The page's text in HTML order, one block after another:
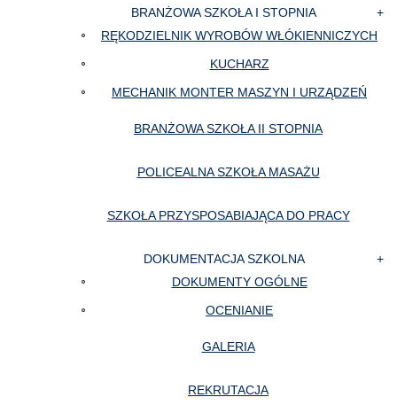
BRANŻOWA SZKOŁA I STOPNIA
RĘKODZIELNIK WYROBÓW WŁÓKIENNICZYCH
KUCHARZ
MECHANIK MONTER MASZYN I URZĄDZEŃ
BRANŻOWA SZKOŁA II STOPNIA
POLICEALNA SZKOŁA MASAŻU
SZKOŁA PRZYSPOSABIAJĄCA DO PRACY
DOKUMENTACJA SZKOLNA
DOKUMENTY OGÓLNE
OCENIANIE
GALERIA
REKRUTACJA